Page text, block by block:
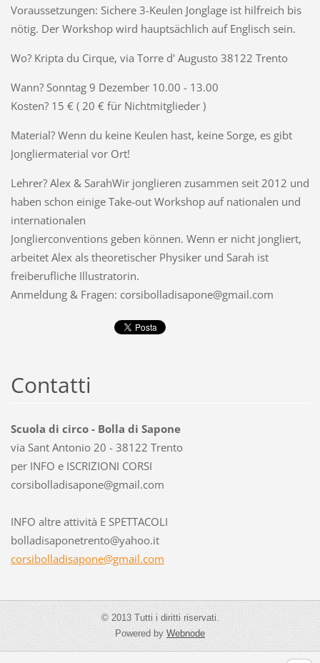
Voraussetzungen: Sichere 3-Keulen Jonglage ist hilfreich bis
nötig. Der Workshop wird hauptsächlich auf Englisch sein.
Wo? Kripta du Cirque, via Torre d' Augusto 38122 Trento
Wann? Sonntag 9 Dezember 10.00 - 13.00
Kosten? 15 € ( 20 € für Nichtmitglieder )
Material? Wenn du keine Keulen hast, keine Sorge, es gibt
Jongliermaterial vor Ort!
Lehrer? Alex & SarahWir jonglieren zusammen seit 2012 und
haben schon einige Take-out Workshop auf nationalen und
internationalen
Jonglierconventions geben können. Wenn er nicht jongliert,
arbeitet Alex als theoretischer Physiker und Sarah ist
freiberufliche Illustratorin.
Anmeldung & Fragen: corsibolladisapone@gmail.com
Contatti
Scuola di circo - Bolla di Sapone
via Sant Antonio 20 - 38122 Trento
per INFO e ISCRIZIONI CORSI
corsibolladisapone@gmail.com
INFO altre attività E SPETTACOLI
bolladisaponetrento@yahoo.it
corsibolladisapone@gmail.com
© 2013 Tutti i diritti riservati.
Powered byWebnode